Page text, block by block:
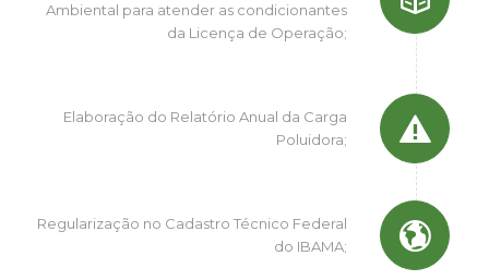
Ambiental para atender as condicionantes
da Licença de Operação;
Elaboração do Relatório Anual da Carga
Poluidora;
Regularização no Cadastro Técnico Federal
do IBAMA;